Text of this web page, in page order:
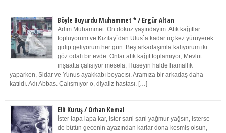
Böyle Buyurdu Muhammet * / Ergür Altan
Adım Muhammet. On dokuz yaşındayım. Atık kağıtlar
topluyorum ve Kızılay`dan Ulus`a kadar üç kez yürüyerek
gidip geliyorum her gün. Beş arkadaşımla kalıyorum iki
göz odalı bir evde. Onlar atık kağıt toplamıyor; Mevlüt
inşaatta çalışıyor mesela, Hüseyin halde hamallık
yaparken, Sidar ve Yunus ayakkabı boyacısı. Aramıza bir arkadaş daha
katıldı. Adı Abbas. Çalışmıyor o, diyaliz hastası. […]
Elli Kuruş / Orhan Kemal
İster lapa lapa kar, ister şarıl şarıl yağmur yağsın, isterse
de bütün gecenin ayazından karlar dona kesmiş olsun,